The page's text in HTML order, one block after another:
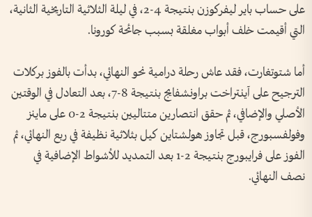
على حساب باير ليفركوزن بنتيجة 4-2، في ليلة الثلاثية التاريخية الثانية،
التي أقيمت خلف أبواب مغلقة بسبب جائحة كورونا.
أما شتوتغارت، فقد عاش رحلة درامية نحو النهائي، بدأت بالفوز بركلات
الترجيح على آينتراخت براونشفايج بنتيجة 8-7، بعد التعادل في الوقتين
الأصلي والإضافي، ثم حقق انتصارين متتاليين بنتيجة 2-0 على ماينز
وفولفسبورج، قبل تجاوز هولشتاين كيل بثلاثية نظيفة في ربع النهائي، ثم
الفوز على فرايبورج بنتيجة 2-1 بعد التمديد للأشواط الإضافية في
نصف النهائي.